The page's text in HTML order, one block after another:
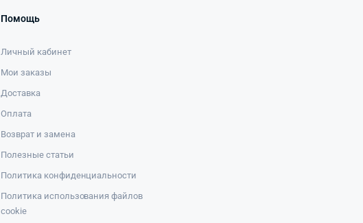
Помощь
Личный кабинет
Мои заказы
Доставка
Оплата
Возврат и замена
Полезные статьи
Политика конфиденциальности
Политика использования файлов
cookie